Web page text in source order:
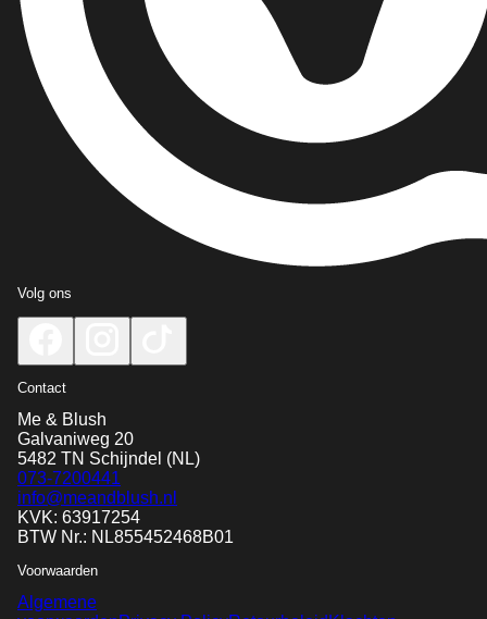
Volg ons
Contact
Me & Blush
Galvaniweg 20
5482 TN Schijndel (NL)
073-7200441
info@meandblush.nl
KVK: 63917254
BTW Nr.: NL855452468B01
Voorwaarden
Algemene